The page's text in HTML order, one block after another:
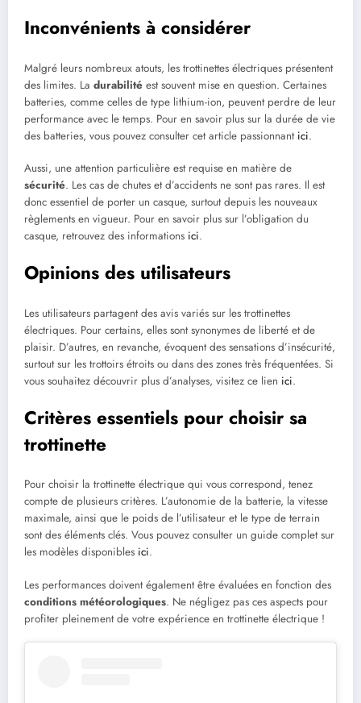
Inconvénients à considérer
Malgré leurs nombreux atouts, les trottinettes électriques présentent
des limites. La durabilité est souvent mise en question. Certaines
batteries, comme celles de type lithium-ion, peuvent perdre de leur
performance avec le temps. Pour en savoir plus sur la durée de vie
des batteries, vous pouvez consulter cet article passionnant ici.
Aussi, une attention particulière est requise en matière de
sécurité. Les cas de chutes et d’accidents ne sont pas rares. Il est
donc essentiel de porter un casque, surtout depuis les nouveaux
règlements en vigueur. Pour en savoir plus sur l’obligation du
casque, retrouvez des informations ici.
Opinions des utilisateurs
Les utilisateurs partagent des avis variés sur les trottinettes
électriques. Pour certains, elles sont synonymes de liberté et de
plaisir. D’autres, en revanche, évoquent des sensations d’insécurité,
surtout sur les trottoirs étroits ou dans des zones très fréquentées. Si
vous souhaitez découvrir plus d’analyses, visitez ce lien ici.
Critères essentiels pour choisir sa
trottinette
Pour choisir la trottinette électrique qui vous correspond, tenez
compte de plusieurs critères. L’autonomie de la batterie, la vitesse
maximale, ainsi que le poids de l’utilisateur et le type de terrain
sont des éléments clés. Vous pouvez consulter un guide complet sur
les modèles disponibles ici.
Les performances doivent également être évaluées en fonction des
conditions météorologiques. Ne négligez pas ces aspects pour
profiter pleinement de votre expérience en trottinette électrique !